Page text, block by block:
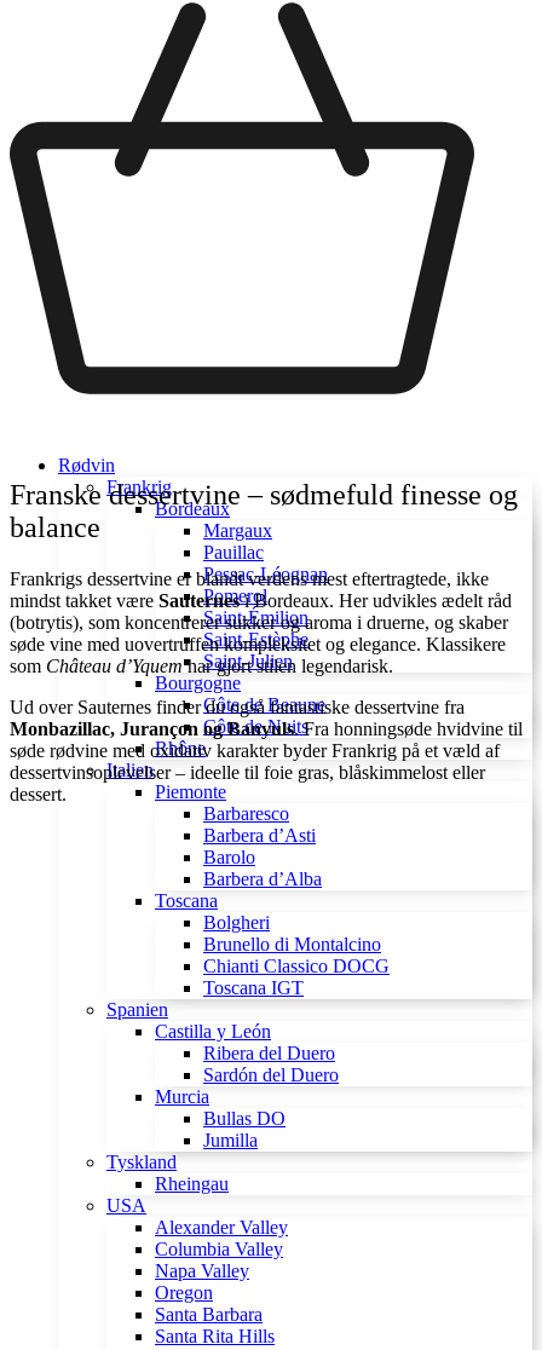
Rødvin
Frankrig
Bordeaux
Margaux
Pauillac
Pessac-Léognan
Pomerol
Saint-Émilion
Saint-Estèphe
Saint-Julien
Bourgogne
Côte de Beaune
Côte de Nuits
Rhône
Italien
Piemonte
Barbaresco
Barbera d’Asti
Barolo
Barbera d’Alba
Toscana
Bolgheri
Brunello di Montalcino
Chianti Classico DOCG
Toscana IGT
Spanien
Castilla y León
Ribera del Duero
Sardón del Duero
Murcia
Bullas DO
Jumilla
Tyskland
Rheingau
USA
Alexander Valley
Columbia Valley
Napa Valley
Oregon
Santa Barbara
Santa Rita Hills
Franske dessertvine – sødmefuld finesse og
balance
Frankrigs dessertvine er blandt verdens mest eftertragtede, ikke
mindst takket være Sauternesi Bordeaux. Her udvikles ædelt råd
(botrytis), som koncentrerer sukker og aroma i druerne, og skaber
søde vine med uovertruffen kompleksitet og elegance. Klassikere
som Château d’Yquemhar gjort stilen legendarisk.
Ud over Sauternes finder du også fantastiske dessertvine fra
Monbazillac, Jurançon og Banyuls. Fra honningsøde hvidvine til
søde rødvine med oxidativ karakter byder Frankrig på et væld af
dessertvinsoplevelser – ideelle til foie gras, blåskimmelost eller
dessert.